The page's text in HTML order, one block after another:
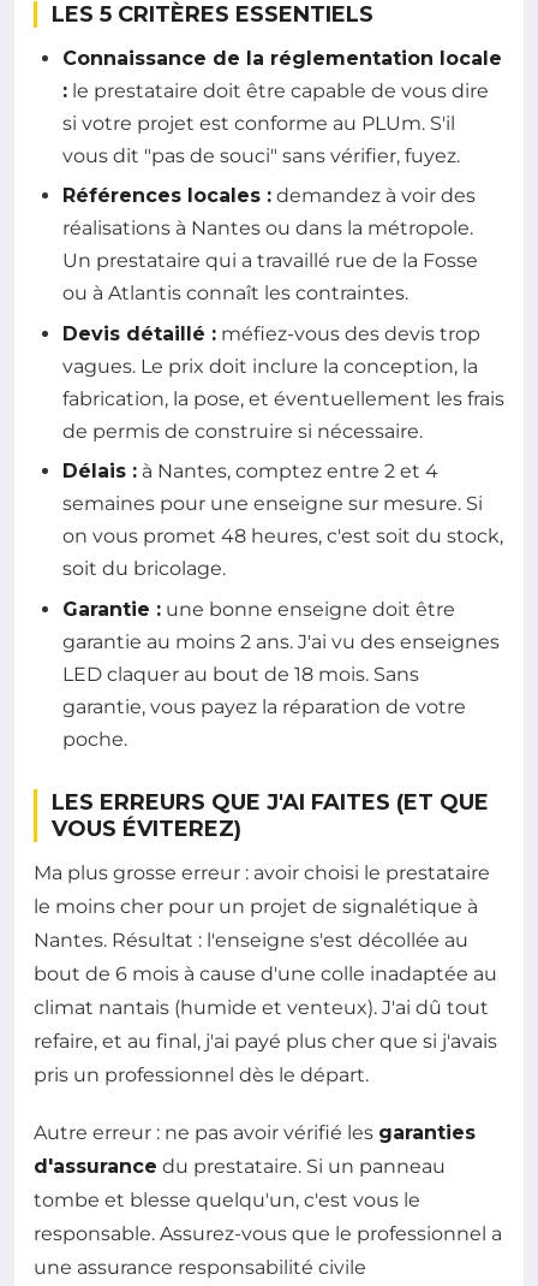
LES 5 CRITÈRES ESSENTIELS
Connaissance de la réglementation locale
: le prestataire doit être capable de vous dire
si votre projet est conforme au PLUm. S'il
vous dit "pas de souci" sans vérifier, fuyez.
Références locales : demandez à voir des
réalisations à Nantes ou dans la métropole.
Un prestataire qui a travaillé rue de la Fosse
ou à Atlantis connaît les contraintes.
Devis détaillé : méfiez-vous des devis trop
vagues. Le prix doit inclure la conception, la
fabrication, la pose, et éventuellement les frais
de permis de construire si nécessaire.
Délais : à Nantes, comptez entre 2 et 4
semaines pour une enseigne sur mesure. Si
on vous promet 48 heures, c'est soit du stock,
soit du bricolage.
Garantie : une bonne enseigne doit être
garantie au moins 2 ans. J'ai vu des enseignes
LED claquer au bout de 18 mois. Sans
garantie, vous payez la réparation de votre
poche.
LES ERREURS QUE J'AI FAITES (ET QUE
VOUS ÉVITEREZ)
Ma plus grosse erreur : avoir choisi le prestataire
le moins cher pour un projet de signalétique à
Nantes. Résultat : l'enseigne s'est décollée au
bout de 6 mois à cause d'une colle inadaptée au
climat nantais (humide et venteux). J'ai dû tout
refaire, et au final, j'ai payé plus cher que si j'avais
pris un professionnel dès le départ.
Autre erreur : ne pas avoir vérifié les garanties
d'assurance du prestataire. Si un panneau
tombe et blesse quelqu'un, c'est vous le
responsable. Assurez-vous que le professionnel a
une assurance responsabilité civile